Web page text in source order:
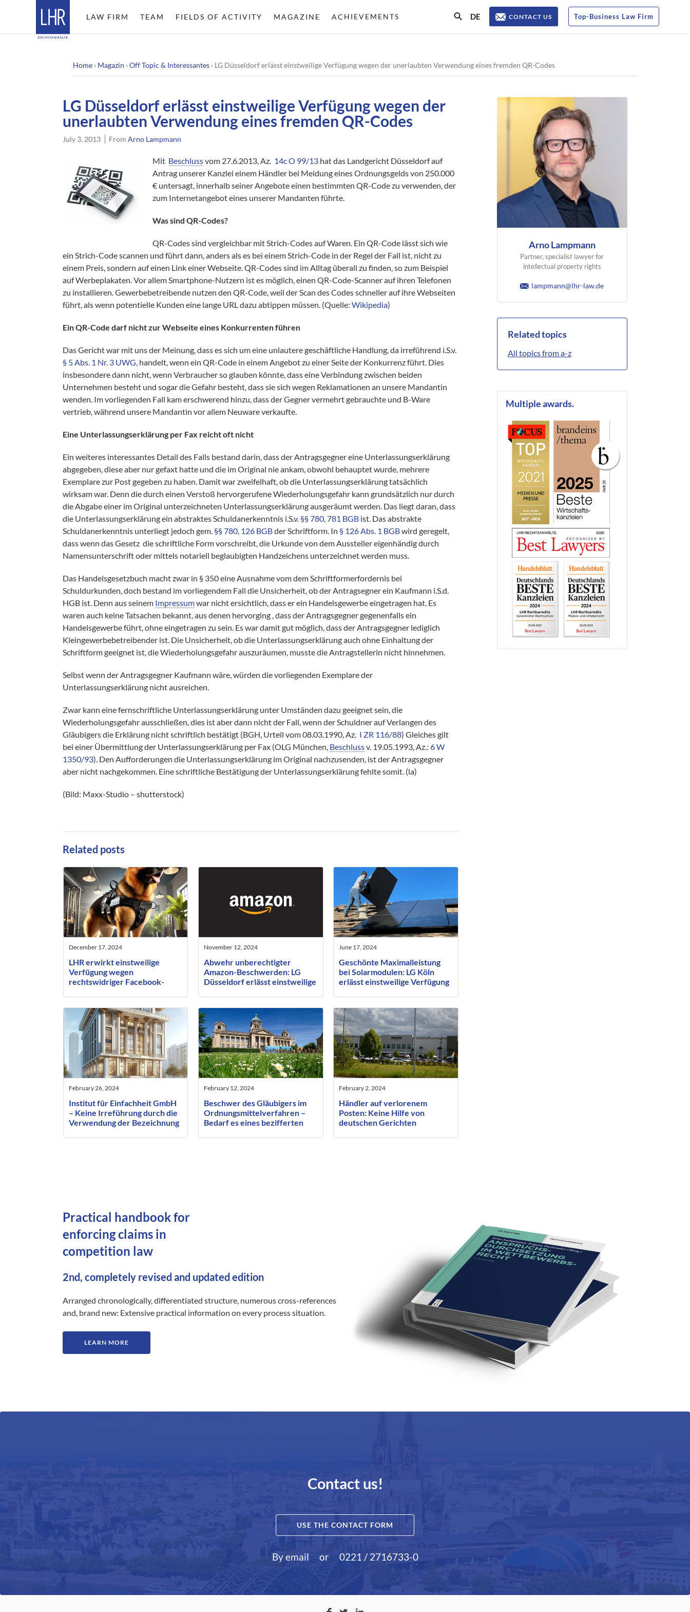
Top-Business Law Firm
CONTACT US
LAW FIRM TEAM FIELDS OF ACTIVITY MAGAZINE ACHIEVEMENTS DE
Home › Magazin ›Off Topic & Interessantes › LG Düsseldorf erlässt einstweilige Verfügung wegen der unerlaubten Verwendung eines fremden QR-Codes
LG Düsseldorf erlässt einstweilige Verfügung wegen der
unerlaubten Verwendung eines fremden QR-Codes
July 3, 2013 FromArno Lampmann
Mit Beschlussvom 27.6.2013, Az. 14c O 99/13 hat das Landgericht Düsseldorf auf
Antrag unserer Kanzlei einem Händler bei Meidung eines Ordnungsgelds von 250.000
€ untersagt, innerhalb seiner Angebote einen bestimmten QR-Code zu verwenden, der
zum Internetangebot eines unserer Mandanten führte.
Was sind QR-Codes?
QR-Codes sind vergleichbar mit Strich-Codes auf Waren. Ein QR-Code lässt sich wie
ein Strich-Code scannen und führt dann, anders als es bei einem Strich-Code in der Regel der Fall ist, nicht zu
einem Preis, sondern auf einen Link einer Webseite. QR-Codes sind im Alltag überall zu finden, so zum Beispiel
auf Werbeplakaten. Vor allem Smartphone-Nutzern ist es möglich, einen QR-Code-Scanner auf ihren Telefonen
zu installieren. Gewerbebetreibende nutzen den QR-Code, weil der Scan des Codes schneller auf ihre Webseiten
führt, als wenn potentielle Kunden eine lange URL dazu abtippen müssen. (Quelle:Wikipedia)
Ein QR-Code darf nicht zur Webseite eines Konkurrenten führen
Das Gericht war mit uns der Meinung, dass es sich um eine unlautere geschäftliche Handlung, da irreführend i.S.v.
§ 5 Abs. 1 Nr. 3 UWG, handelt, wenn ein QR-Code in einem Angebot zu einer Seite der Konkurrenz führt. Dies
insbesondere dann nicht, wenn Verbraucher so glauben könnte, dass eine Verbindung zwischen beiden
Unternehmen besteht und sogar die Gefahr besteht, dass sie sich wegen Reklamationen an unsere Mandantin
wenden. Im vorliegenden Fall kam erschwerend hinzu, dass der Gegner vermehrt gebrauchte und B-Ware
vertrieb, während unsere Mandantin vor allem Neuware verkaufte.
Eine Unterlassungserklärung per Fax reicht oft nicht
Ein weiteres interessantes Detail des Falls bestand darin, dass der Antragsgegner eine Unterlassungserklärung
abgegeben, diese aber nur gefaxt hatte und die im Original nie ankam, obwohl behauptet wurde, mehrere
Exemplare zur Post gegeben zu haben. Damit war zweifelhaft, ob die Unterlassungserklärung tatsächlich
wirksam war. Denn die durch einen Verstoß hervorgerufene Wiederholungsgefahr kann grundsätzlich nur durch
die Abgabe einer im Original unterzeichneten Unterlassungserklärung ausgeräumt werden. Das liegt daran, dass
die Unterlassungserklärung ein abstraktes Schuldanerkenntnis i.S.v. §§ 780,781 BGB ist. Das abstrakte
Schuldanerkenntnis unterliegt jedoch gem. §§ 780, 126 BGBder Schriftform. In § 126 Abs. 1 BGBwird geregelt,
dass wenn das Gesetz die schriftliche Form vorschreibt, die Urkunde von dem Aussteller eigenhändig durch
Namensunterschrift oder mittels notariell beglaubigten Handzeichens unterzeichnet werden muss.
Das Handelsgesetzbuch macht zwar in § 350 eine Ausnahme vom dem Schriftformerfordernis bei
Schuldurkunden, doch bestand im vorliegendem Fall die Unsicherheit, ob der Antragsegner ein Kaufmann i.S.d.
HGB ist. Denn aus seinem Impressumwar nicht ersichtlich, dass er ein Handelsgewerbe eingetragen hat. Es
waren auch keine Tatsachen bekannt, aus denen hervorging , dass der Antragsgegner gegenenfalls ein
Handelsgewerbe führt, ohne eingetragen zu sein. Es war damit gut möglich, dass der Antragsgegner lediglich
Kleingewerbebetreibender ist. Die Unsicherheit, ob die Unterlassungserklärung auch ohne Einhaltung der
Schriftform geeignet ist, die Wiederholungsgefahr auszuräumen, musste die Antragstellerin nicht hinnehmen.
Selbst wenn der Antragsgegner Kaufmann wäre, würden die vorliegenden Exemplare der
Unterlassungserklärung nicht ausreichen.
Zwar kann eine fernschriftliche Unterlassungserklärung unter Umständen dazu geeignet sein, die
Wiederholungsgefahr ausschließen, dies ist aber dann nicht der Fall, wenn der Schuldner auf Verlangen des
Gläubigers die Erklärung nicht schriftlich bestätigt (BGH, Urteil vom 08.03.1990, Az. I ZR 116/88) Gleiches gilt
bei einer Übermittlung der Unterlassungserklärung per Fax (OLG München, Beschlussv. 19.05.1993, Az.:6 W
1350/93). Den Aufforderungen die Unterlassungserklärung im Original nachzusenden, ist der Antragsgegner
aber nicht nachgekommen. Eine schriftliche Bestätigung der Unterlassungserklärung fehlte somit. (la)
(Bild: Maxx-Studio – shutterstock)
Related posts
December 17, 2024
LHR erwirkt einstweilige
Verfügung wegen
rechtswidriger Facebook-
November 12, 2024
Abwehr unberechtigter
Amazon-Beschwerden: LG
Düsseldorf erlässt einstweilige
June 17, 2024
Geschönte Maximalleistung
bei Solarmodulen: LG Köln
erlässt einstweilige Verfügung
February 26, 2024
Institut für Einfachheit GmbH
– Keine Irreführung durch die
Verwendung der Bezeichnung
February 12, 2024
Beschwer des Gläubigers im
Ordnungsmittelverfahren –
Bedarf es eines bezifferten
February 2, 2024
Händler auf verlorenem
Posten: Keine Hilfe von
deutschen Gerichten
Arno Lampmann
Partner, specialist lawyer for
intellectual property rights
lampmann@lhr-law.de
Related topics
All topics from a-z
Multiple awards.
Practical handbook for
enforcing claims in
competition law
2nd, completely revised and updated edition
Arranged chronologically, differentiated structure, numerous cross-references
and, brand new: Extensive practical information on every process situation.
LEARN MORE
Contact us!
USE THE CONTACT FORM
By email or 0221 / 2716733-0